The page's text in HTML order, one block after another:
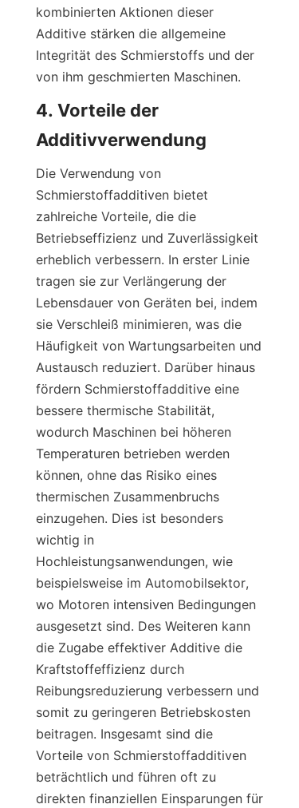
kombinierten Aktionen dieser
Additive stärken die allgemeine
Integrität des Schmierstoffs und der
von ihm geschmierten Maschinen.
4. Vorteile der
Die Verwendung von
Schmierstoffadditiven bietet
zahlreiche Vorteile, die die
Betriebseffizienz und Zuverlässigkeit
erheblich verbessern. In erster Linie
tragen sie zur Verlängerung der
Lebensdauer von Geräten bei, indem
sie Verschleiß minimieren, was die
Häufigkeit von Wartungsarbeiten und
Austausch reduziert. Darüber hinaus
fördern Schmierstoffadditive eine
bessere thermische Stabilität,
wodurch Maschinen bei höheren
Temperaturen betrieben werden
können, ohne das Risiko eines
thermischen Zusammenbruchs
einzugehen. Dies ist besonders
wichtig in
Hochleistungsanwendungen, wie
beispielsweise im Automobilsektor,
wo Motoren intensiven Bedingungen
ausgesetzt sind. Des Weiteren kann
die Zugabe effektiver Additive die
Kraftstoffeffizienz durch
Reibungsreduzierung verbessern und
somit zu geringeren Betriebskosten
beitragen. Insgesamt sind die
Vorteile von Schmierstoffadditiven
beträchtlich und führen oft zu
direkten finanziellen Einsparungen für